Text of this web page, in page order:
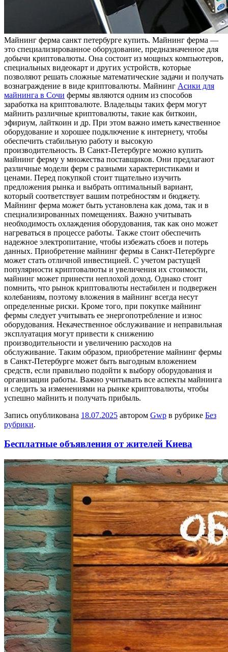
Мaйнинг фeрмa сaнкт петербурге купить. Майнинг ферма —
это специализированное оборудование, предназначенное для
добычи криптовалюты. Она состоит из мощных компьютеров,
специальных видеокарт и других устройств, которые
позволяют решать сложные математические задачи и получать
вознаграждение в виде криптовалюты. Майнинг Асики для
майнинга в Сочи фермы являются одним из способов
заработка на криптовалюте. Владельцы таких ферм могут
майнить различные криптовалюты, такие как биткоин,
эфириум, лайткоин и др. При этом важно иметь качественное
оборудование и хорошее подключение к интернету, чтобы
обеспечить стабильную работу и высокую
производительность. В Санкт-Петербурге можно купить
майнинг ферму у множества поставщиков. Они предлагают
различные модели ферм с разными характеристиками и
ценами. Перед покупкой стоит тщательно изучить
предложения рынка и выбрать оптимальный вариант,
который соответствует вашим потребностям и бюджету.
Майнинг ферма может быть установлена как дома, так и в
специализированных помещениях. Важно учитывать
необходимость охлаждения оборудования, так как оно может
нагреваться в процессе работы. Также стоит обеспечить
надежное электропитание, чтобы избежать сбоев и потерь
данных. Приобретение майнинг фермы в Санкт-Петербурге
может стать отличной инвестицией. С учетом растущей
популярности криптовалюты и увеличения их стоимости,
майнинг может принести неплохой доход. Однако стоит
помнить, что рынок криптовалюты нестабилен и подвержен
колебаниям, поэтому вложения в майнинг всегда несут
определенные риски. Кроме того, при покупке майнинг
фермы следует учитывать ее энергопотребление и износ
оборудования. Некачественное обслуживание и неправильная
эксплуатация могут привести к снижению
производительности и увеличению расходов на
обслуживание. Таким образом, приобретение майнинг фермы
в Санкт-Петербурге может быть выгодным вложением
средств, если правильно подойти к выбору оборудования и
организации работы. Важно учитывать все аспекты майнинга
и следить за изменениями на рынке криптовалюты, чтобы
успешно майнить и получать прибыль.
Запись опубликована 18.07.2025 автором Gwp в рубрике Без
рубрики.
Бесплатные объявления от жителей Киева